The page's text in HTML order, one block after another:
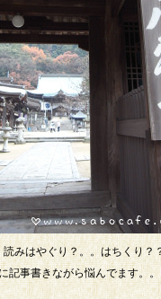
読みはやぐり？。。はちくり？
記事書きながら悩んでます。。